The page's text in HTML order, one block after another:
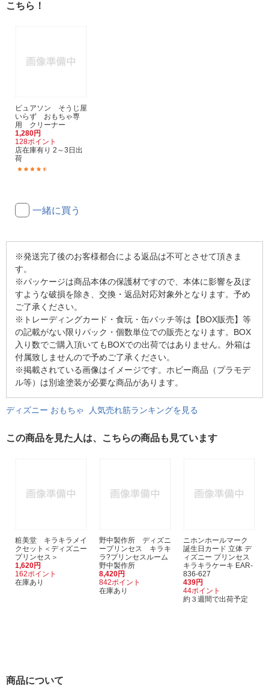
こちら！
ピュアソン そうじ屋
いらず おもちゃ専
用 クリーナー
1,280円
128ポイント
店在庫有り 2～3日出
荷
一緒に買う
※発送完了後のお客様都合による返品は不可とさせて頂きま
す。
※パッケージは商品本体の保護材ですので、本体に影響を及ぼ
すような破損を除き、交換・返品対応対象外となります。予め
ご了承ください。
※トレーディングカード・食玩・缶バッチ等は【BOX販売】等
の記載がない限りパック・個数単位での販売となります。BOX
入り数でご購入頂いてもBOXでの出荷ではありません。外箱は
付属致しませんので予めご了承ください。
※掲載されている画像はイメージです。ホビー商品（プラモデ
ル等）は別途塗装が必要な商品があります。
ディズニー おもちゃ 人気売れ筋ランキングを見る
この商品を見た人は、こちらの商品も見ています
粧美堂 キラキラメイ
クセット＜ディズニー
プリンセス＞
1,620円
162ポイント
在庫あり
野中製作所 ディズニ
ープリンセス キラキ
ラ?プリンセスルーム
野中製作所
8,420円
842ポイント
在庫あり
ニホンホールマーク
誕生日カード 立体 デ
ィズニー プリンセス
キラキラケーキ EAR-
836-627
439円
44ポイント
約３週間で出荷予定
商品について